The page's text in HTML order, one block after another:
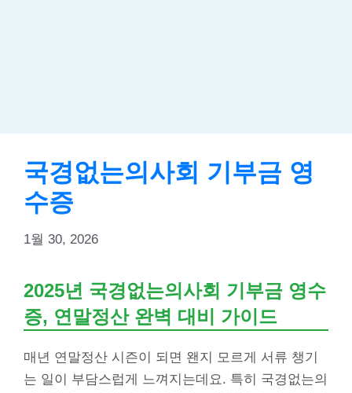
국경없는의사회 기부금 영
수증
1월 30, 2026
2025년 국경없는의사회 기부금 영수
증, 연말정산 완벽 대비 가이드
매년 연말정산 시즌이 되면 왠지 모르게 서류 챙기
는 일이 부담스럽게 느껴지는데요. 특히 국경없는의